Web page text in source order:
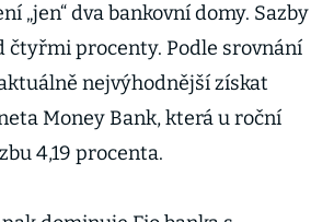
„jen“ dva bankovní domy. Sazby
čtyřmi procenty. Podle srovnání
nejvýhodnější získat
Money Bank, která u roční
4,19 procenta.